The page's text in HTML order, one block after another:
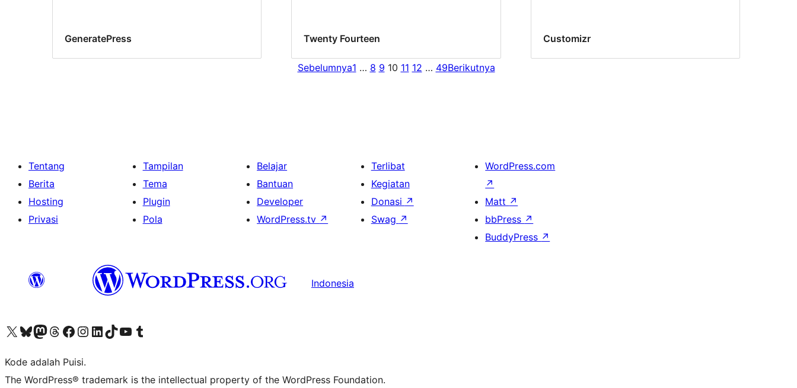
GeneratePress Twenty Fourteen Customizr
Sebelumnya1 … 8 9 10 11 12 … 49Berikutnya
Tentang
Berita
Hosting
Privasi
Tampilan
Tema
Plugin
Pola
Belajar
Bantuan
Developer
WordPress.tv ↗
Terlibat
Kegiatan
Donasi ↗
Swag ↗
WordPress.com
↗
Matt ↗
bbPress ↗
BuddyPress ↗
Indonesia
Kunjungi akun X (sebelumnya Twitter) kamiVisit our Bluesky account
Kunjungi akun Mastodon kami
Visit our Threads account
Kunjungi halaman Facebook kamiKunjungi akun Instagram kamiKunjungi akun LinkedIn kami
Visit our TikTok account
Kunjungi channel YouTube kamiVisit our Tumblr account
Kode adalah Puisi.
The WordPress® trademark is the intellectual property of the WordPress Foundation.